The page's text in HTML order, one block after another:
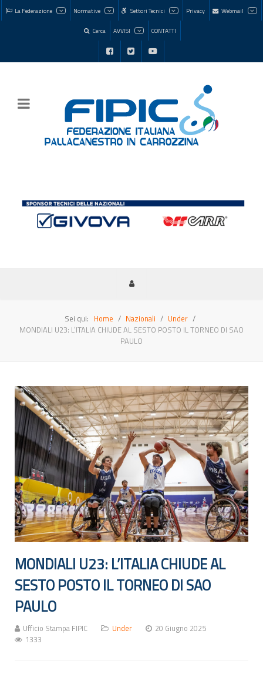
La Federazione Normative Settori Tecnici Privacy Webmail
Cerca AVVISI CONTATTI
Sei qui: Home Nazionali
Under
MONDIALI U23: L’ITALIA CHIUDE AL SESTO POSTO IL TORNEO DI SAO
PAULO
MONDIALI U23: L’ITALIA CHIUDE AL
SESTO POSTO IL TORNEO DI SAO
PAULO
Ufficio Stampa FIPIC Under
20 Giugno 2025
1333